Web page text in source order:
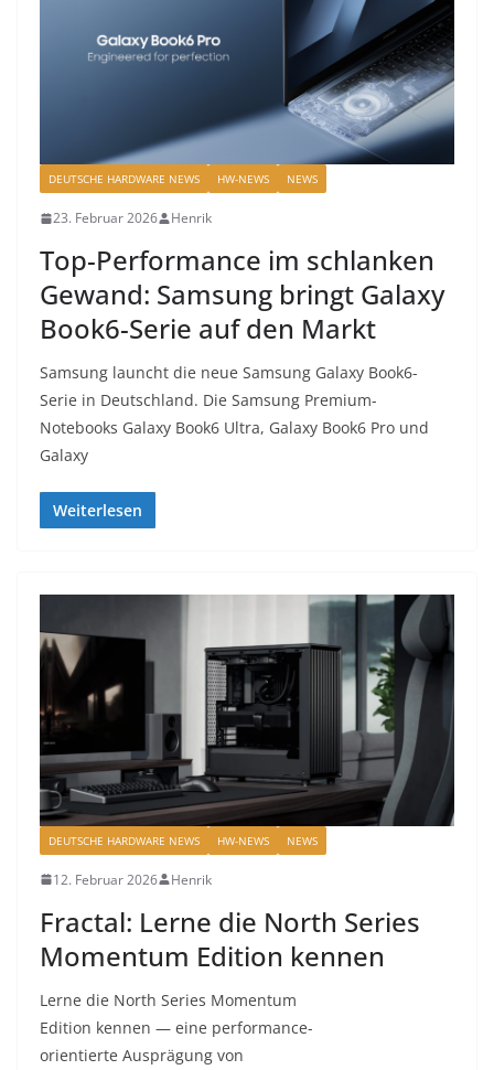
DEUTSCHE HARDWARE NEWS HW-NEWS NEWS
23. Februar 2026 Henrik
Top-Performance im schlanken
Gewand: Samsung bringt Galaxy
Book6-Serie auf den Markt
Samsung launcht die neue Samsung Galaxy Book6-
Serie in Deutschland. Die Samsung Premium-
Notebooks Galaxy Book6 Ultra, Galaxy Book6 Pro und
Galaxy
Weiterlesen
DEUTSCHE HARDWARE NEWS HW-NEWS NEWS
12. Februar 2026 Henrik
Fractal: Lerne die North Series
Momentum Edition kennen
Lerne die North Series Momentum
Edition kennen — eine performance-
orientierte Ausprägung von